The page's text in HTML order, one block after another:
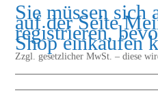
Sie müssen sich
auf der Seite
registrieren,
Shop einkaufen
Zzgl. gesetzlicher MwSt. – diese